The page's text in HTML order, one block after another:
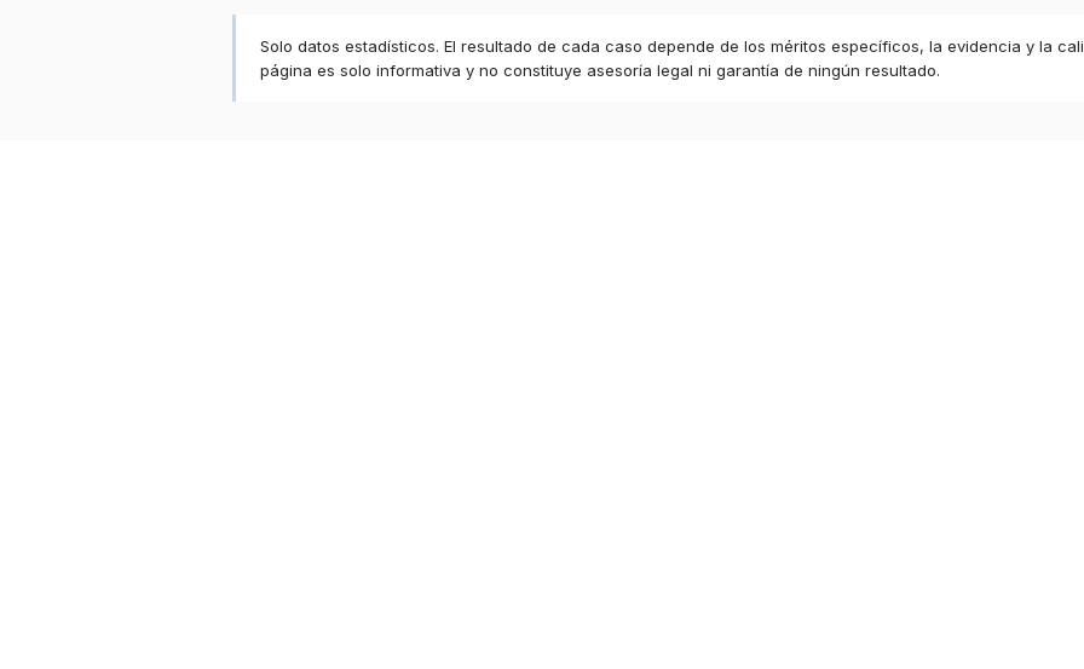
Solo datos estadísticos. El resultado de cada caso depende de los méritos específicos, la evidencia y la
página es solo informativa y no constituye asesoría legal ni garantía de ningún resultado.